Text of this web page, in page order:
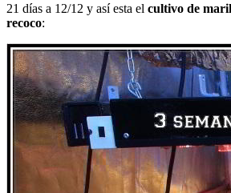
21 días a 12/12 y así esta el cultivo de
recoco: